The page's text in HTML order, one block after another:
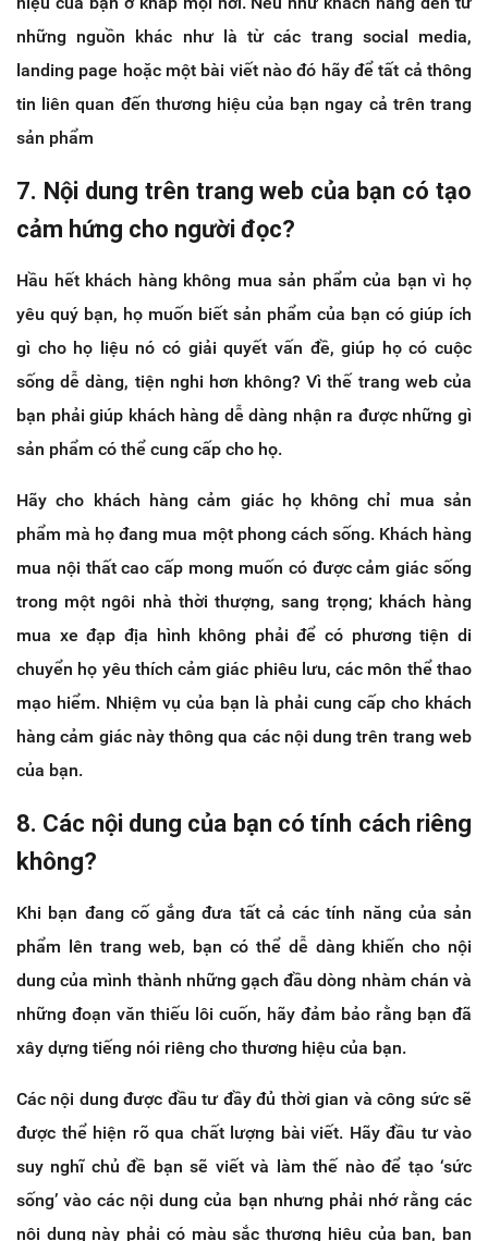
những nguồn khác như là từ các trang social media,
landing page hoặc một bài viết nào đó hãy để tất cả thông
tin liên quan đến thương hiệu của bạn ngay cả trên trang
sản phẩm
7. Nội dung trên trang web của bạn có tạo
cảm hứng cho người đọc?
Hầu hết khách hàng không mua sản phẩm của bạn vì họ
yêu quý bạn, họ muốn biết sản phẩm của bạn có giúp ích
gì cho họ liệu nó có giải quyết vấn đề, giúp họ có cuộc
sống dễ dàng, tiện nghi hơn không? Vì thế trang web của
bạn phải giúp khách hàng dễ dàng nhận ra được những gì
sản phẩm có thể cung cấp cho họ.
Hãy cho khách hàng cảm giác họ không chỉ mua sản
phẩm mà họ đang mua một phong cách sống. Khách hàng
mua nội thất cao cấp mong muốn có được cảm giác sống
trong một ngôi nhà thời thượng, sang trọng; khách hàng
mua xe đạp địa hình không phải để có phương tiện di
chuyển họ yêu thích cảm giác phiêu lưu, các môn thể thao
mạo hiểm. Nhiệm vụ của bạn là phải cung cấp cho khách
hàng cảm giác này thông qua các nội dung trên trang web
của bạn.
8. Các nội dung của bạn có tính cách riêng
không?
Khi bạn đang cố gắng đưa tất cả các tính năng của sản
phẩm lên trang web, bạn có thể dễ dàng khiến cho nội
dung của mình thành những gạch đầu dòng nhàm chán và
những đoạn văn thiếu lôi cuốn, hãy đảm bảo rằng bạn đã
xây dựng tiếng nói riêng cho thương hiệu của bạn.
Các nội dung được đầu tư đầy đủ thời gian và công sức sẽ
được thể hiện rõ qua chất lượng bài viết. Hãy đầu tư vào
suy nghĩ chủ đề bạn sẽ viết và làm thế nào để tạo ‘sức
sống’ vào các nội dung của bạn nhưng phải nhớ rằng các
nội dung này phải có màu sắc thương hiệu của bạn, bạn